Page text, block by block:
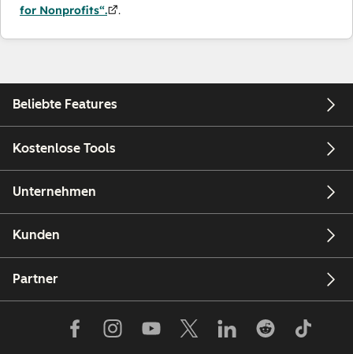
for Nonprofits“.
.
Beliebte Features
Kostenlose Tools
Unternehmen
Kunden
Partner